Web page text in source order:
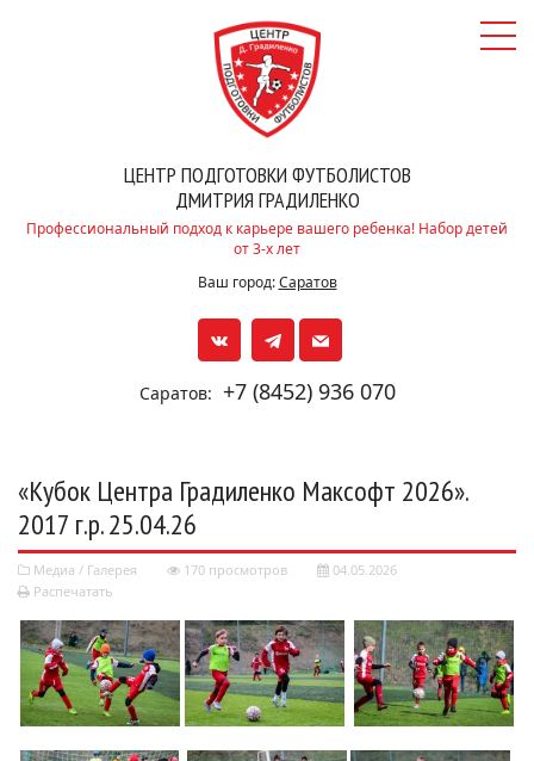
ЦЕНТР ПОДГОТОВКИ ФУТБОЛИСТОВ
ДМИТРИЯ ГРАДИЛЕНКО
Профессиональный подход к карьере вашего ребенка! Набор детей
от 3-х лет
Ваш город:Саратов
Саратов: +7 (8452) 936 070
«Кубок Центра Градиленко Максофт 2026».
2017 г.р. 25.04.26
Медиа / Галерея 170 просмотров
04.05.2026
Распечатать